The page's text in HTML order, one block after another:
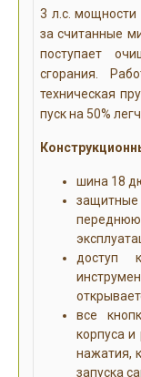
3 л.с.
за считанные
поступает
сгорания.
техническая
пуск на 50%
шина 18
защитные
доступ
все
корпуса и
нажатия,
запуска